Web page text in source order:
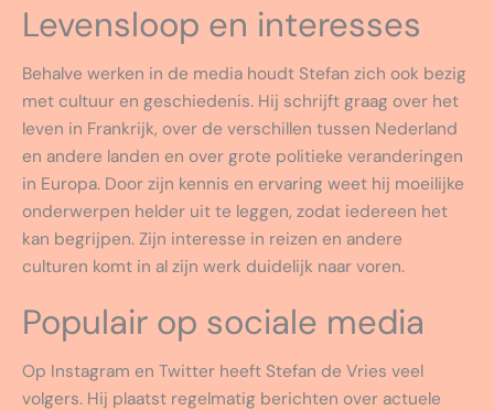
Levensloop en interesses
Behalve werken in de media houdt Stefan zich ook bezig
met cultuur en geschiedenis. Hij schrijft graag over het
leven in Frankrijk, over de verschillen tussen Nederland
en andere landen en over grote politieke veranderingen
in Europa. Door zijn kennis en ervaring weet hij moeilijke
onderwerpen helder uit te leggen, zodat iedereen het
kan begrijpen. Zijn interesse in reizen en andere
culturen komt in al zijn werk duidelijk naar voren.
Populair op sociale media
Op Instagram en Twitter heeft Stefan de Vries veel
volgers. Hij plaatst regelmatig berichten over actuele